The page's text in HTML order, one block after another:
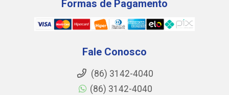
Formas de Pagamento
Fale Conosco
(86) 3142-4040
(86) 3142-4040